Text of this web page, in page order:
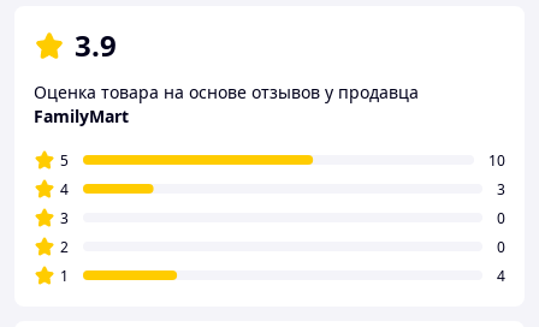
3.9
Оценка товара на основе отзывов у продавца
FamilyMart
5
10
4
3
3
0
2
0
1
4